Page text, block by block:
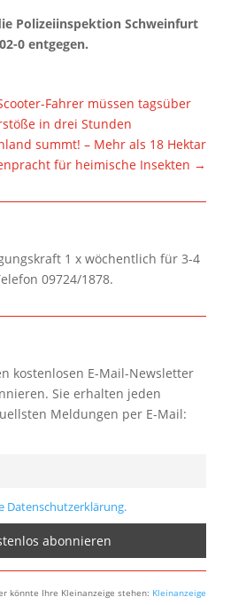
Polizeiinspektion Schweinfurt
0 entgegen.
Fahrer müssen tagsüber
in drei Stunden
summt! – Mehr als 18 Hektar
für heimische Insekten →
1 x wöchentlich für 3-4
09724/1878.
kostenlosen E-Mail-Newsletter
Sie erhalten jeden
Meldungen per E-Mail:
Datenschutzerklärung.
könnte Ihre Kleinanzeige stehen: Kleinanzeige